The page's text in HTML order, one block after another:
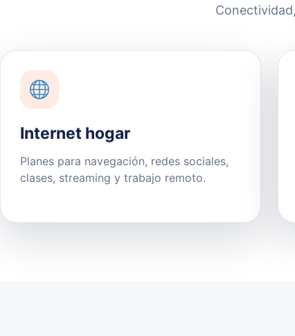
Internet hogar
Planes para navegación, redes sociales,
clases, streaming y trabajo remoto.